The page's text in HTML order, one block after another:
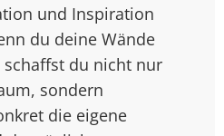
und Inspiration
du deine Wände
du nicht nur
sondern
die eigene